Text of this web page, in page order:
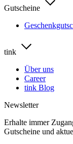
Gutscheine
tink
Über uns
Career
tink Blog
Newsletter
Erhalte immer
Gutscheine und